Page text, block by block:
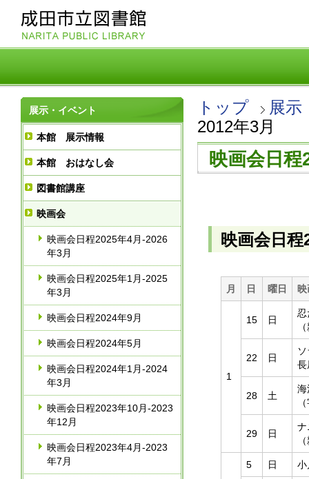
展示・イベント
本館 展示情報
本館 おはなし会
図書館講座
映画会
映画会日程2025年4月-2026
年3月
映画会日程2025年1月-2025
年3月
映画会日程2024年9月
映画会日程2024年5月
映画会日程2024年1月‐2024
年3月
映画会日程2023年10月‐2023
年12月
映画会日程2023年4月‐2023
年7月
トップ
展示
2012年3月
映画会日程
映画会日
月 日 曜日
1
15 日
22 日
長
28 土
海
29 日
ナ
5 日 小